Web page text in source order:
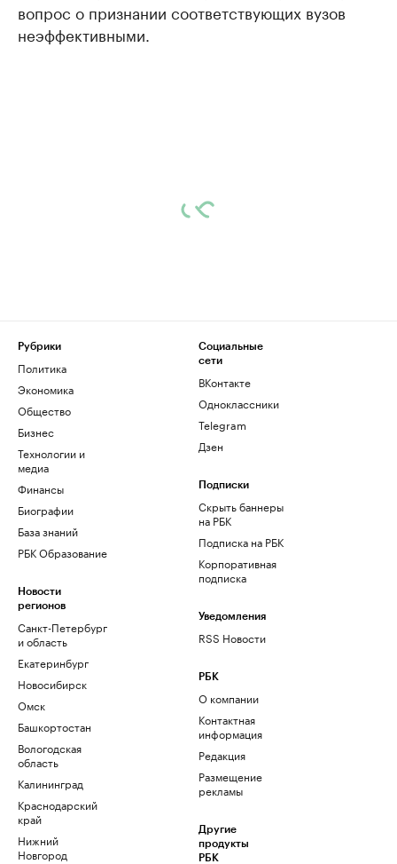
вопрос о признании соответствующих вузов
неэффективными.
Рубрики
Политика
Экономика
Общество
Бизнес
Технологии и
медиа
Финансы
Биографии
База знаний
РБК Образование
Новости
регионов
Санкт-Петербург
и область
Екатеринбург
Новосибирск
Омск
Башкортостан
Вологодская
область
Калининград
Краснодарский
край
Нижний
Новгород
Социальные
сети
ВКонтакте
Одноклассники
Telegram
Дзен
Подписки
Скрыть баннеры
на РБК
Подписка на РБК
Корпоративная
подписка
Уведомления
RSS Новости
РБК
О компании
Контактная
информация
Редакция
Размещение
рекламы
Другие
продукты
РБК